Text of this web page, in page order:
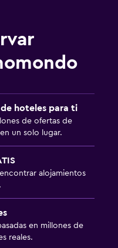
hoteles para ti
de ofertas de
un solo lugar.
alojamientos
en millones de
reales.